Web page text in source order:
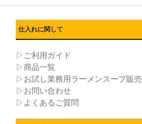
仕入れに関して
▷ご利用ガイド
▷商品一覧
▷お試し業務用ラーメンスープ販売
▷お問い合わせ
▷よくあるご質問